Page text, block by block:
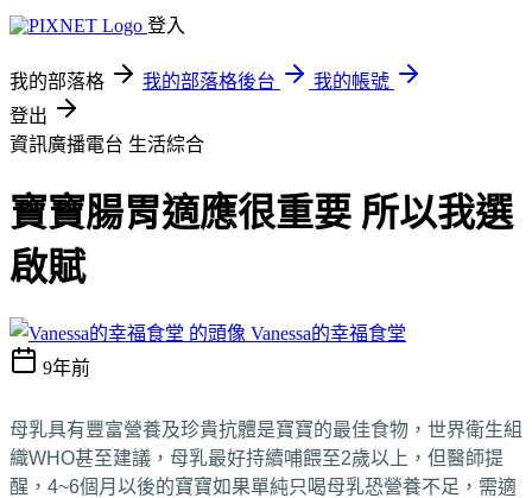
登入
我的部落格 我的部落格後台
我的帳號
登出
資訊廣播電台 生活綜合
寶寶腸胃適應很重要 所以我選
啟賦
Vanessa的幸福食堂
9年前
母乳具有豐富營養及珍貴抗體是寶寶的最佳食物，世界衛生組
織WHO甚至建議，母乳最好持續哺餵至2歲以上，但醫師提
醒，4~6個月以後的寶寶如果單純只喝母乳恐營養不足，需適